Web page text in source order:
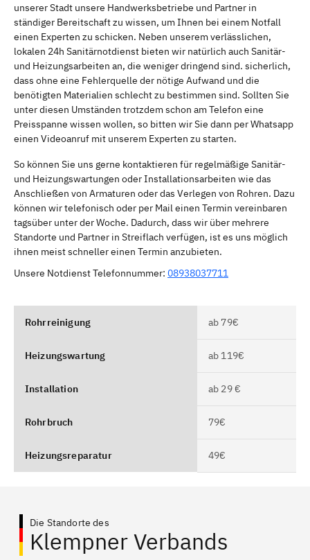
unserer Stadt unsere Handwerksbetriebe und Partner in
ständiger Bereitschaft zu wissen, um Ihnen bei einem Notfall
einen Experten zu schicken. Neben unserem verlässlichen,
lokalen 24h Sanitärnotdienst bieten wir natürlich auch Sanitär-
und Heizungsarbeiten an, die weniger dringend sind. sicherlich,
dass ohne eine Fehlerquelle der nötige Aufwand und die
benötigten Materialien schlecht zu bestimmen sind. Sollten Sie
unter diesen Umständen trotzdem schon am Telefon eine
Preisspanne wissen wollen, so bitten wir Sie dann per Whatsapp
einen Videoanruf mit unserem Experten zu starten.
So können Sie uns gerne kontaktieren für regelmäßige Sanitär-
und Heizungswartungen oder Installationsarbeiten wie das
Anschließen von Armaturen oder das Verlegen von Rohren. Dazu
können wir telefonisch oder per Mail einen Termin vereinbaren
tagsüber unter der Woche. Dadurch, dass wir über mehrere
Standorte und Partner in Streiflach verfügen, ist es uns möglich
ihnen meist schneller einen Termin anzubieten.
Unsere Notdienst Telefonnummer: 08938037711
Rohrreinigung ab 79€
Heizungswartung ab 119€
Installation ab 29 €
Rohrbruch 79€
Heizungsreparatur 49€
Die Standorte des
Klempner Verbands